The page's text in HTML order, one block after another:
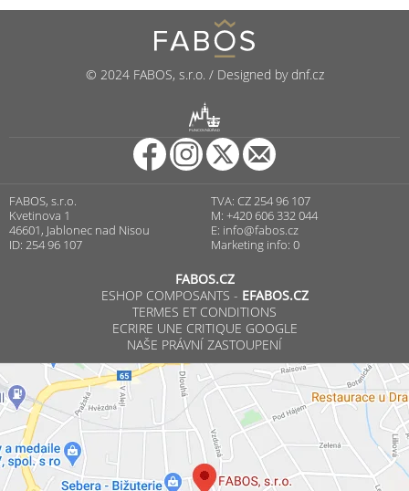
© 2024 FABOS, s.r.o. / Designed by dnf.cz
PUNCOVNÍ ÚŘAD
FABOS, s.r.o.
Kvetinova 1
46601, Jablonec nad Nisou
ID: 254 96 107
TVA: CZ 254 96 107
M: +420 606 332 044
E: info@fabos.cz
Marketing info: 0
FABOS.CZ
ESHOP COMPOSANTS - EFABOS.CZ
TERMES ET CONDITIONS
ECRIRE UNE CRITIQUE GOOGLE
NAŠE PRÁVNÍ ZASTOUPENÍ